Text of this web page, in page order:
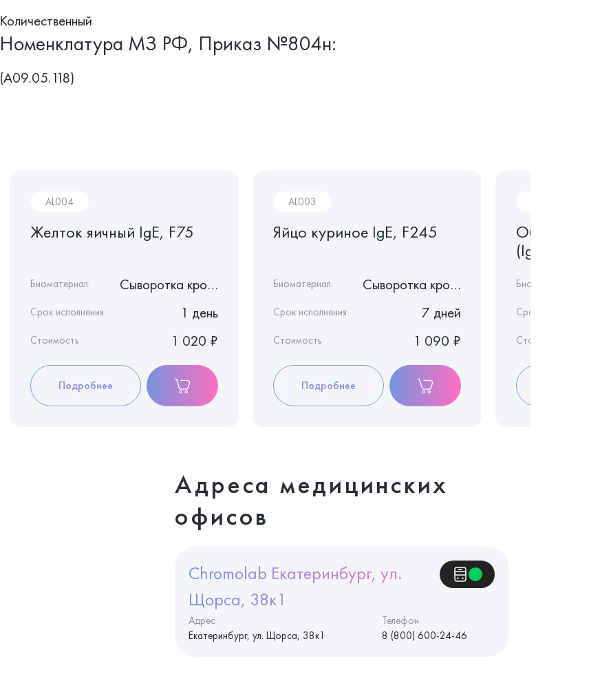
Количественный
Номенклатура МЗ РФ, Приказ №804н:
(A09.05.118)
AL004
Желток яичный IgE, F75
Биоматериал: Сыворотка крови
Срок исполнения: 1 день
Стоимость 1 020 ₽
Подробнее
AL003
Яйцо куриное IgE, F245
Биоматериал: Сыворотка крови
Срок исполнения: 7 дней
Стоимость 1 090 ₽
Подробнее
Общий
(IgE)
Биоматериал:
Срок исполнения:
Стоимость
Адреса медицинских
офисов
Chromolab Екатеринбург, ул.
Щорса, 38к1
Адрес
Екатеринбург, ул. Щорса, 38к1
Телефон
8 (800) 600-24-46